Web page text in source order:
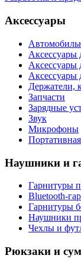
Аксессуары
Аксессуары
Аксессуары
Аксессуары
Держатели,
Запчасти
Зарядные
Звук
Микрофоны
Наушники и
Гарнитуры
Bluetooth-
Гарнитуры
Наушники
Чехлы и
Рюкзаки и